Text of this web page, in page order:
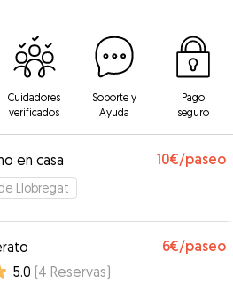
Cuidadores
verificados
Soporte y
Ayuda
Pago
seguro
en casa 10€/paseo
Llobregat
6€/paseo
5.0 (4 Reservas)